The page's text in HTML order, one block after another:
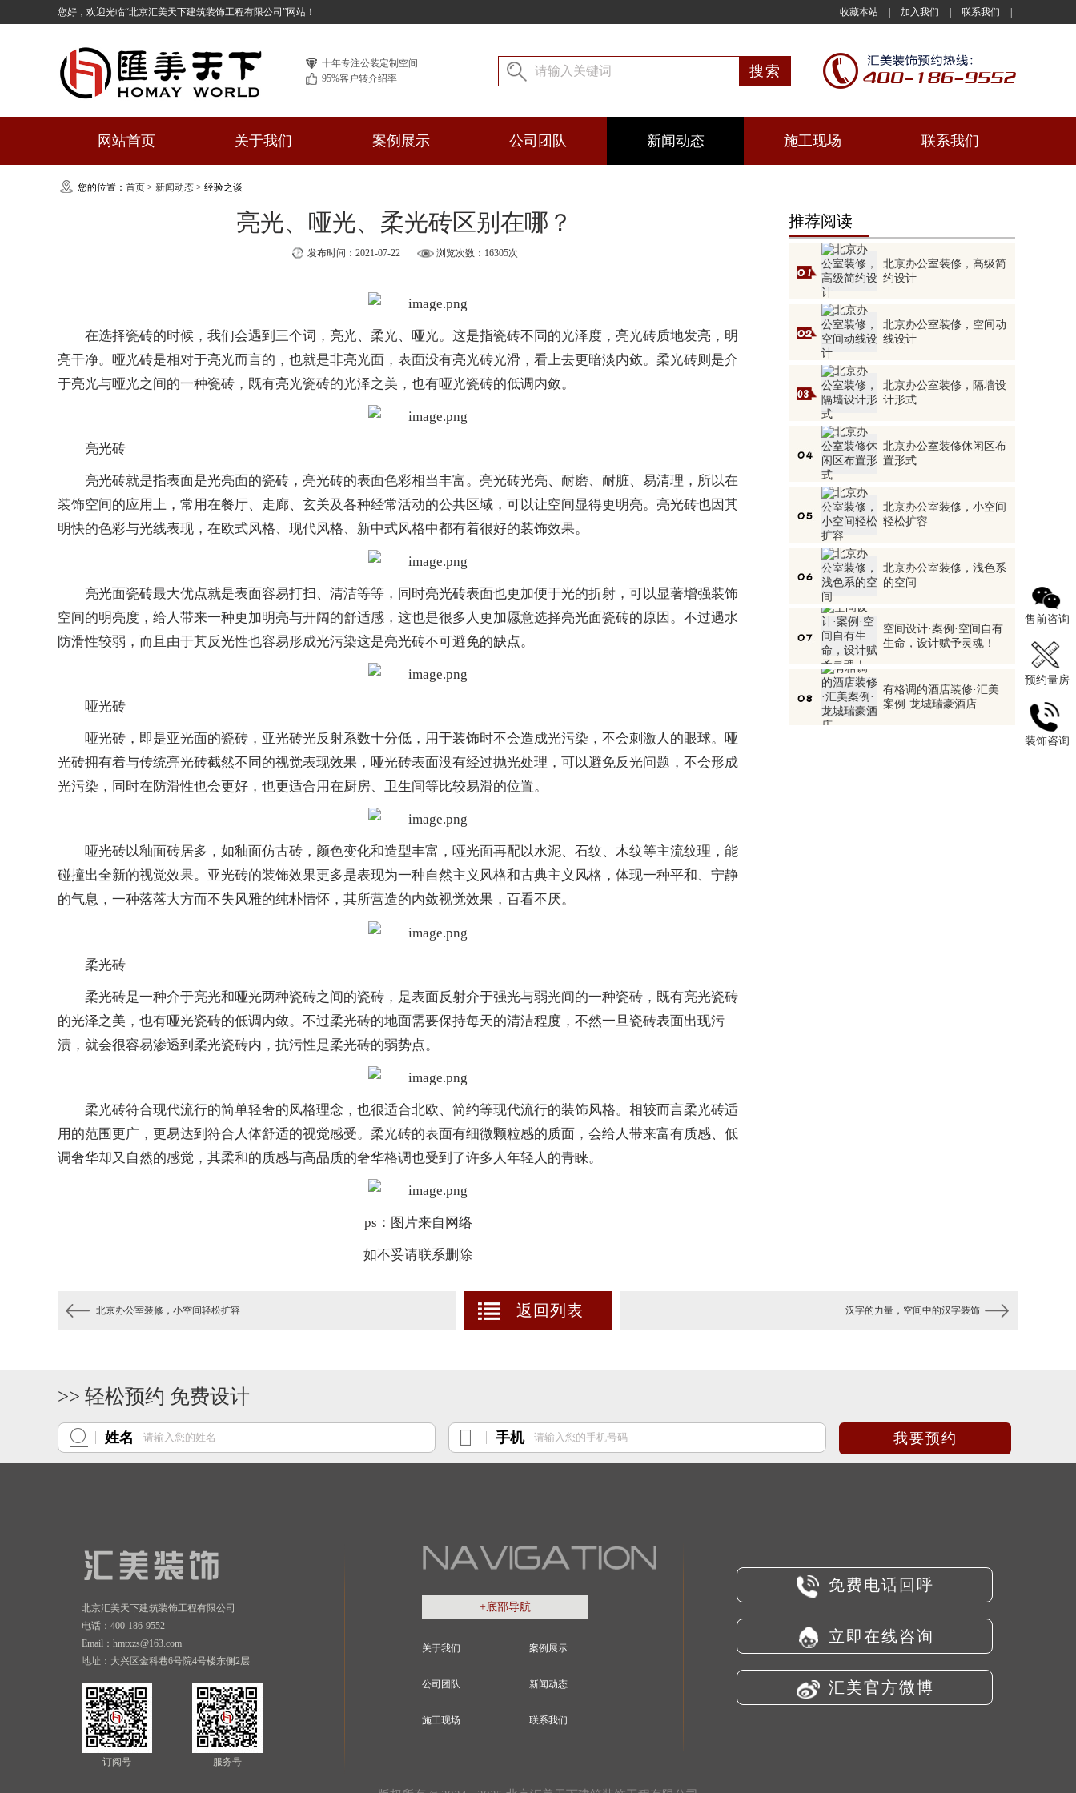
您好，欢迎光临“北京汇美天下建筑装饰工程有限公司”网站！ 收藏本站 加入我们 联系我们
十年专注公装定制空间
95%客户转介绍率
网站首页 关于我们 案例展示 公司团队 新闻动态 施工现场 联系我们
您的位置： 首页 > 新闻动态 > 经验之谈
亮光、哑光、柔光砖区别在哪？
发布时间：2021-07-22 浏览次数：16305次
在选择瓷砖的时候，我们会遇到三个词，亮光、柔光、哑光。这是指瓷砖不同的光泽度，亮光砖质地发亮，明
亮干净。哑光砖是相对于亮光而言的，也就是非亮光面，表面没有亮光砖光滑，看上去更暗淡内敛。柔光砖则是介
于亮光与哑光之间的一种瓷砖，既有亮光瓷砖的光泽之美，也有哑光瓷砖的低调内敛。
亮光砖
亮光砖就是指表面是光亮面的瓷砖，亮光砖的表面色彩相当丰富。亮光砖光亮、耐磨、耐脏、易清理，所以在
装饰空间的应用上，常用在餐厅、走廊、玄关及各种经常活动的公共区域，可以让空间显得更明亮。亮光砖也因其
明快的色彩与光线表现，在欧式风格、现代风格、新中式风格中都有着很好的装饰效果。
亮光面瓷砖最大优点就是表面容易打扫、清洁等等，同时亮光砖表面也更加便于光的折射，可以显著增强装饰
空间的明亮度，给人带来一种更加明亮与开阔的舒适感，这也是很多人更加愿意选择亮光面瓷砖的原因。不过遇水
防滑性较弱，而且由于其反光性也容易形成光污染这是亮光砖不可避免的缺点。
哑光砖
哑光砖，即是亚光面的瓷砖，亚光砖光反射系数十分低，用于装饰时不会造成光污染，不会刺激人的眼球。哑
光砖拥有着与传统亮光砖截然不同的视觉表现效果，哑光砖表面没有经过抛光处理，可以避免反光问题，不会形成
光污染，同时在防滑性也会更好，也更适合用在厨房、卫生间等比较易滑的位置。
哑光砖以釉面砖居多，如釉面仿古砖，颜色变化和造型丰富，哑光面再配以水泥、石纹、木纹等主流纹理，能
碰撞出全新的视觉效果。亚光砖的装饰效果更多是表现为一种自然主义风格和古典主义风格，体现一种平和、宁静
的气息，一种落落大方而不失风雅的纯朴情怀，其所营造的内敛视觉效果，百看不厌。
柔光砖
柔光砖是一种介于亮光和哑光两种瓷砖之间的瓷砖，是表面反射介于强光与弱光间的一种瓷砖，既有亮光瓷砖
的光泽之美，也有哑光瓷砖的低调内敛。不过柔光砖的地面需要保持每天的清洁程度，不然一旦瓷砖表面出现污
渍，就会很容易渗透到柔光瓷砖内，抗污性是柔光砖的弱势点。
柔光砖符合现代流行的简单轻奢的风格理念，也很适合北欧、简约等现代流行的装饰风格。相较而言柔光砖适
用的范围更广，更易达到符合人体舒适的视觉感受。柔光砖的表面有细微颗粒感的质面，会给人带来富有质感、低
调奢华却又自然的感觉，其柔和的质感与高品质的奢华格调也受到了许多人年轻人的青睐。
ps：图片来自网络
如不妥请联系删除
推荐阅读
北京办公室装修，高级简
约设计
北京办公室装修，空间动
线设计
北京办公室装修，隔墙设
计形式
北京办公室装修休闲区布
置形式
北京办公室装修，小空间
轻松扩容
北京办公室装修，浅色系
的空间
空间设计·案例·空间自有
生命，设计赋予灵魂！
有格调的酒店装修·汇美
案例·龙城瑞豪酒店
北京办公室装修，小空间轻松扩容 返回列表 汉字的力量，空间中的汉字装饰
>> 轻松预约 免费设计
姓名 手机
北京汇美天下建筑装饰工程有限公司
电话：400-186-9552
Email：hmtxzs@163.com
地址：大兴区金科巷6号院4号楼东侧2层
订阅号 服务号
+底部导航
关于我们 案例展示
公司团队 新闻动态
施工现场 联系我们
免费电话回呼
立即在线咨询
汇美官方微博
售前咨询
预约量房
装饰咨询